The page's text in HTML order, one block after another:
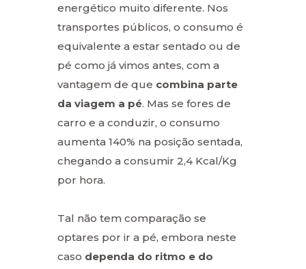
energético muito diferente. Nos
transportes públicos, o consumo é
equivalente a estar sentado ou de
pé como já vimos antes, com a
vantagem de que combina parte
da viagem a pé. Mas se fores de
carro e a conduzir, o consumo
aumenta 140% na posição sentada,
chegando a consumir 2,4 Kcal/Kg
por hora.
Tal não tem comparação se
optares por ir a pé, embora neste
caso dependa do ritmo e do